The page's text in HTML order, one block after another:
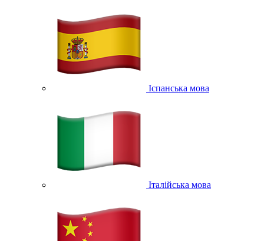
Іспанська мова
Італійська мова